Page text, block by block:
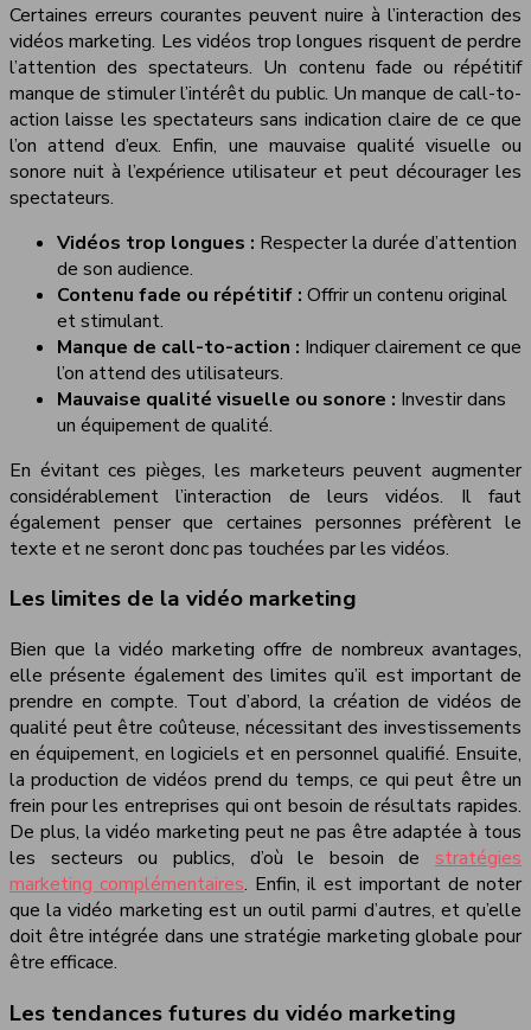
Certaines erreurs courantes peuvent nuire à l’interaction des
vidéos marketing. Les vidéos trop longues risquent de perdre
l’attention des spectateurs. Un contenu fade ou répétitif
manque de stimuler l’intérêt du public. Un manque de call-to-
action laisse les spectateurs sans indication claire de ce que
l’on attend d’eux. Enfin, une mauvaise qualité visuelle ou
sonore nuit à l’expérience utilisateur et peut décourager les
spectateurs.
Vidéos trop longues : Respecter la durée d’attention
de son audience.
Contenu fade ou répétitif : Offrir un contenu original
et stimulant.
Manque de call-to-action : Indiquer clairement ce que
l’on attend des utilisateurs.
Mauvaise qualité visuelle ou sonore : Investir dans
un équipement de qualité.
En évitant ces pièges, les marketeurs peuvent augmenter
considérablement l’interaction de leurs vidéos. Il faut
également penser que certaines personnes préfèrent le
texte et ne seront donc pas touchées par les vidéos.
Les limites de la vidéo marketing
Bien que la vidéo marketing offre de nombreux avantages,
elle présente également des limites qu’il est important de
prendre en compte. Tout d’abord, la création de vidéos de
qualité peut être coûteuse, nécessitant des investissements
en équipement, en logiciels et en personnel qualifié. Ensuite,
la production de vidéos prend du temps, ce qui peut être un
frein pour les entreprises qui ont besoin de résultats rapides.
De plus, la vidéo marketing peut ne pas être adaptée à tous
les secteurs ou publics, d’où le besoin de stratégies
marketing complémentaires. Enfin, il est important de noter
que la vidéo marketing est un outil parmi d’autres, et qu’elle
doit être intégrée dans une stratégie marketing globale pour
être efficace.
Les tendances futures du vidéo marketing